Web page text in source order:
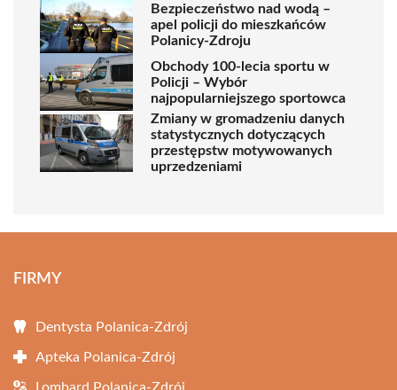
Bezpieczeństwo nad wodą –
apel policji do mieszkańców
Polanicy-Zdroju
Obchody 100-lecia sportu w
Policji – Wybór
najpopularniejszego sportowca
Zmiany w gromadzeniu danych
statystycznych dotyczących
przestępstw motywowanych
uprzedzeniami
FIRMY
Dentysta Polanica-Zdrój
Apteka Polanica-Zdrój